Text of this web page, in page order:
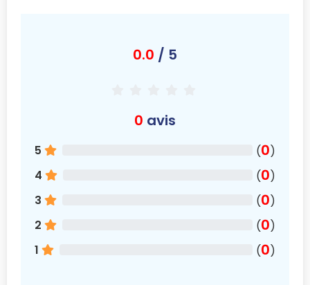
0.0 / 5
0 avis
5 (0)
4
(0)
3
(0)
2
(0)
1
(0)